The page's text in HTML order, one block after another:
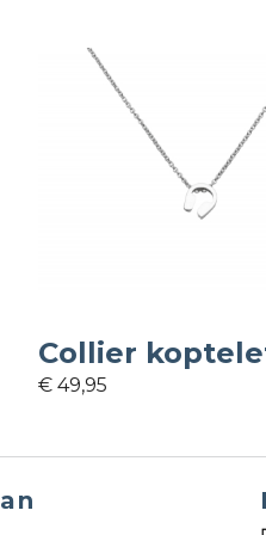
Collier
€ 49,95